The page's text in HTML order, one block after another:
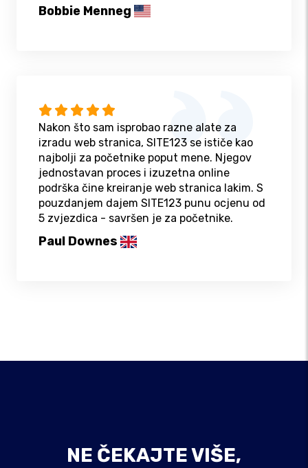
Bobbie Menneg
Nakon što sam isprobao razne alate za
izradu web stranica, SITE123 se ističe kao
najbolji za početnike poput mene. Njegov
jednostavan proces i izuzetna online
podrška čine kreiranje web stranica lakim. S
pouzdanjem dajem SITE123 punu ocjenu od
5 zvjezdica - savršen je za početnike.
Paul Downes
NE ČEKAJTE VIŠE,